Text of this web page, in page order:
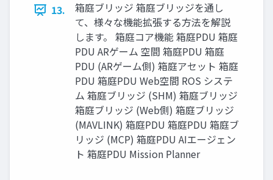
13.
箱庭ブリッジ 箱庭ブリッジを通し
て、様々な機能拡張する方法を解説
します。 箱庭コア機能 箱庭PDU 箱庭
PDU ARゲーム 空間 箱庭PDU 箱庭
PDU (ARゲーム側) 箱庭アセット 箱庭
PDU 箱庭PDU Web空間 ROS システ
ム 箱庭ブリッジ (SHM) 箱庭ブリッジ
箱庭ブリッジ (Web側) 箱庭ブリッジ
(MAVLINK) 箱庭PDU 箱庭PDU 箱庭ブ
リッジ (MCP) 箱庭PDU AIエージェン
ト 箱庭PDU Mission Planner